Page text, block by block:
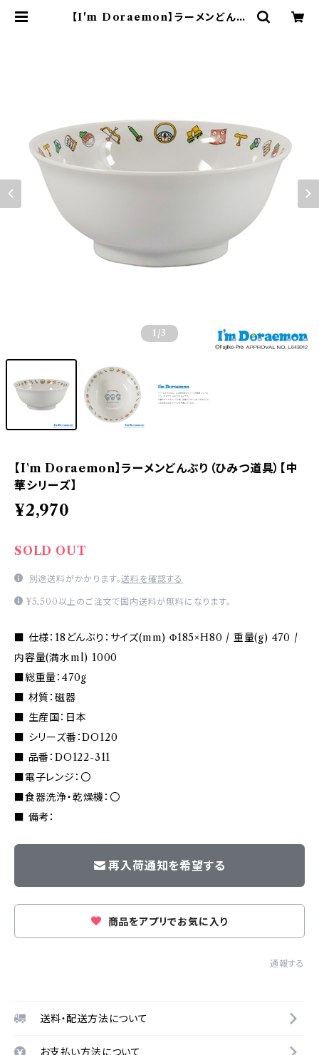
【I'm Doraemon】ラーメンどんぶ
1 /3
【I'm Doraemon】ラーメンどんぶり（ひみつ道具）【中
華シリーズ】
¥2,970
SOLD OUT
別途送料がかかります。送料を確認する
¥5,500以上のご注文で国内送料が無料になります。
■ 仕様：18どんぶり：サイズ(mm) Φ185×H80 / 重量(g) 470 /
内容量(満水ml) 1000
■総重量：470g
■ 材質：磁器
■ 生産国：日本
■ シリーズ番：DO120
■ 品番：DO122-311
■電子レンジ：〇
■食器洗浄・乾燥機：〇
■ 備考：
再入荷通知を希望する
商品をアプリでお気に入り
通報する
送料・配送方法について
お支払い方法について